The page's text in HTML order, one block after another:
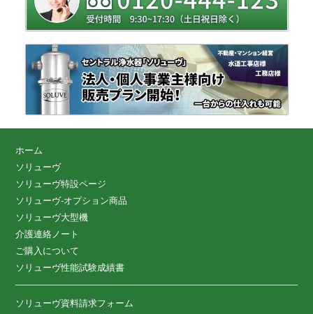
ホーム
ソリューヴ
ソリューヴ特設ページ
ソリューヴ-オプション商品
ソリューヴ大型機
介護連絡ノート
ご購入について
ソリューヴ性能試験成績書
ソリューヴ資料請求フォーム